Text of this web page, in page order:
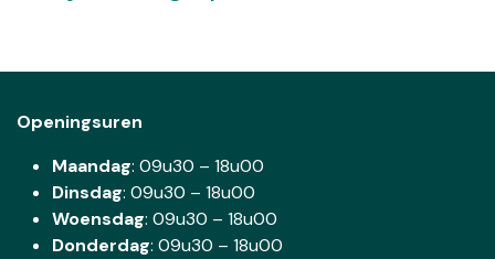
Openingsuren
Maandag: 09u30 – 18u00
Dinsdag: 09u30 – 18u00
Woensdag: 09u30 – 18u00
Donderdag: 09u30 – 18u00